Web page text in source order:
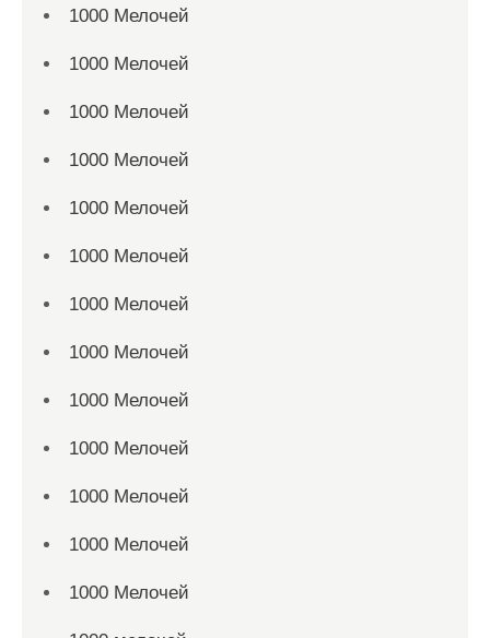
1000 Мелочей
1000 Мелочей
1000 Мелочей
1000 Мелочей
1000 Мелочей
1000 Мелочей
1000 Мелочей
1000 Мелочей
1000 Мелочей
1000 Мелочей
1000 Мелочей
1000 Мелочей
1000 Мелочей